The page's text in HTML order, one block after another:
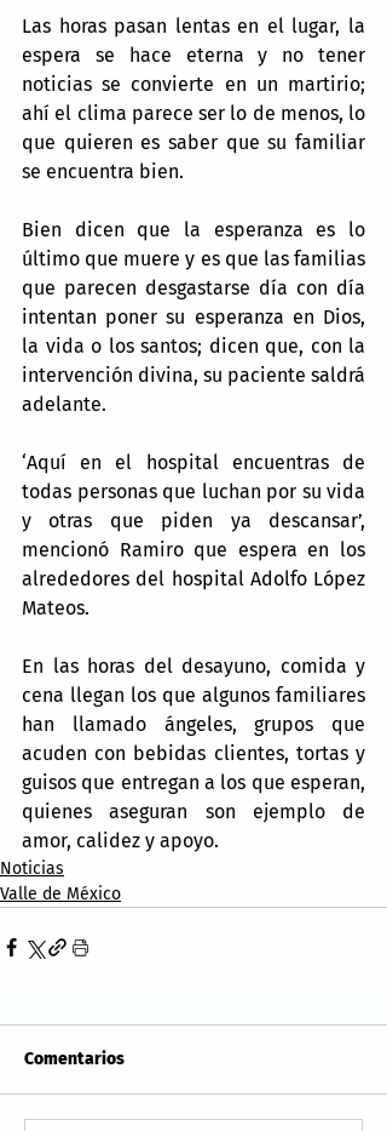
Las horas pasan lentas en el lugar, la
espera se hace eterna y no tener
noticias se convierte en un martirio;
ahí el clima parece ser lo de menos, lo
que quieren es saber que su familiar
se encuentra bien.
Bien dicen que la esperanza es lo
último que muere y es que las familias
que parecen desgastarse día con día
intentan poner su esperanza en Dios,
la vida o los santos; dicen que, con la
intervención divina, su paciente saldrá
adelante.
‘Aquí en el hospital encuentras de
todas personas que luchan por su vida
y otras que piden ya descansar’,
mencionó Ramiro que espera en los
alrededores del hospital Adolfo López
Mateos.
En las horas del desayuno, comida y
cena llegan los que algunos familiares
han llamado ángeles, grupos que
acuden con bebidas clientes, tortas y
guisos que entregan a los que esperan,
quienes aseguran son ejemplo de
amor, calidez y apoyo.
Noticias
Valle de México
Comentarios